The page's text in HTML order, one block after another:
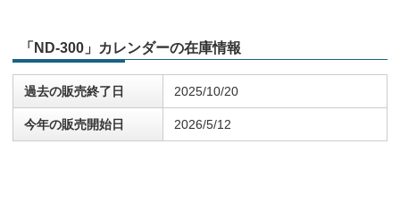
「ND-300」カレンダーの在庫情報
過去の販売終了日 2025/10/20
今年の販売開始日 2026/5/12